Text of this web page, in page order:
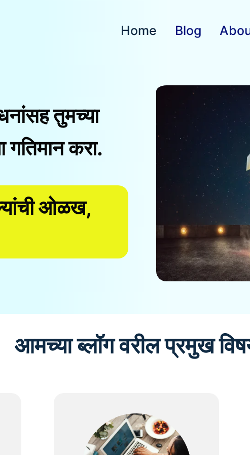
Home Blog
तुमच्या
गतिमान करा.
ओळख,
आमच्या ब्लॉग वरील प्रमुख